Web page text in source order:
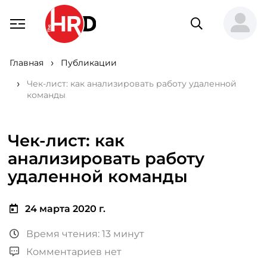
Главная
Публикации
Чек-лист: как анализировать работу удаленной
команды
Чек-лист: как
анализировать работу
удаленной команды
24 марта 2020 г.
Время чтения: 13 минут
Комментариев нет